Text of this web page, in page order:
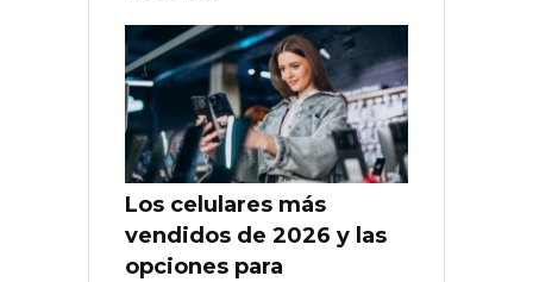
Los celulares más
vendidos de 2026 y las
opciones para